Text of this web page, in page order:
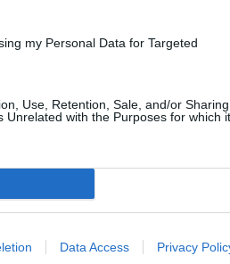
my Personal Data for Targeted
Use, Retention, Sale, and/or Sharing
Unrelated with the Purposes for which it
Data Access Privacy
προκειμένου να παραλάβει
ΑΧΕΠΑ για τις πρώτες βοήθειες.
epeisodio-se-pontiako-glenti-sta-
traymaties-apo-gyalina-